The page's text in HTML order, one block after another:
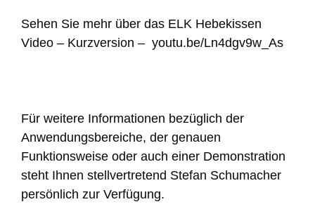
Sehen Sie mehr über das ELK Hebekissen
Video – Kurzversion – youtu.be/Ln4dgv9w_As
Für weitere Informationen bezüglich der
Anwendungsbereiche, der genauen
Funktionsweise oder auch einer Demonstration
steht Ihnen stellvertretend Stefan Schumacher
persönlich zur Verfügung.